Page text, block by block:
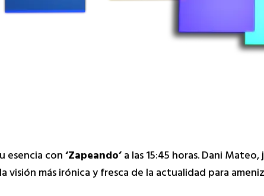
esencia con‘Zapeando’a las 15:45 horas. Dani
visión más irónica y fresca de la actualidad para